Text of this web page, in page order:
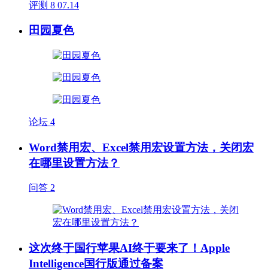
评测 8 07.14
田园夏色
论坛 4
Word禁用宏、Excel禁用宏设置方法，关闭宏
在哪里设置方法？
问答 2
这次终于国行苹果AI终于要来了！Apple
Intelligence国行版通过备案